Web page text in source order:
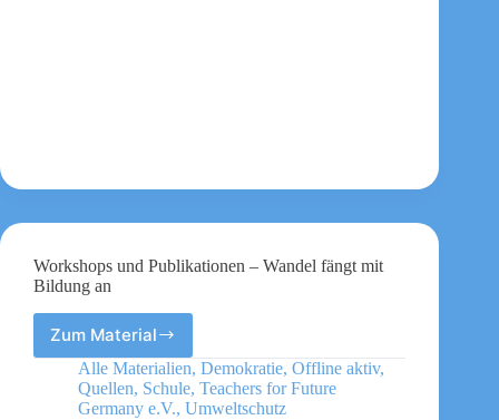
Workshops und Publikationen – Wandel fängt mit
Bildung an
Zum Material
Workshops
und
Publikationen
–
Alle Materialien, Demokratie, Offline aktiv,
Quellen, Schule, Teachers for Future
Germany e.V., Umweltschutz